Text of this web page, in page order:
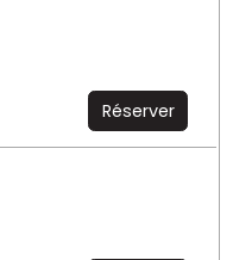
Réserver